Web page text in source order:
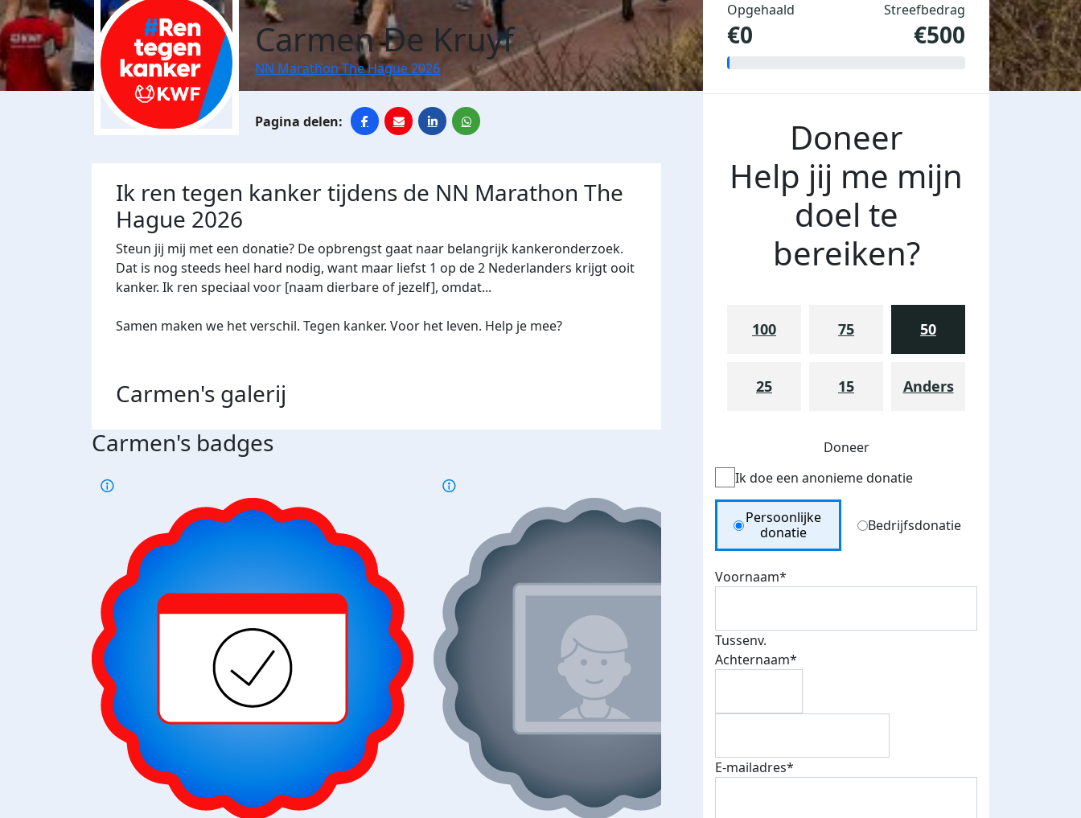
Carmen De Kruyf
NN Marathon The Hague 2026
Ik ren tegen kanker tijdens de NN Marathon The
Hague 2026
Steun jij mij met een donatie? De opbrengst gaat naar belangrijk kankeronderzoek.
Dat is nog steeds heel hard nodig, want maar liefst 1 op de 2 Nederlanders krijgt ooit
kanker. Ik ren speciaal voor [naam dierbare of jezelf], omdat...
Samen maken we het verschil. Tegen kanker. Voor het leven. Help je mee?
Carmen's galerij
Carmen's badges
Opgehaald
€0
Streefbedrag
€500
Doneer
Help jij me mijn
doel te
bereiken?
100 75 50
25 15 Anders
Doneer
Ik doe een anonieme donatie
Donation Type
Persoonlijke
donatie
Bedrijfsdonatie
Voornaam*
Tussenv.
Achternaam*
E-mailadres*